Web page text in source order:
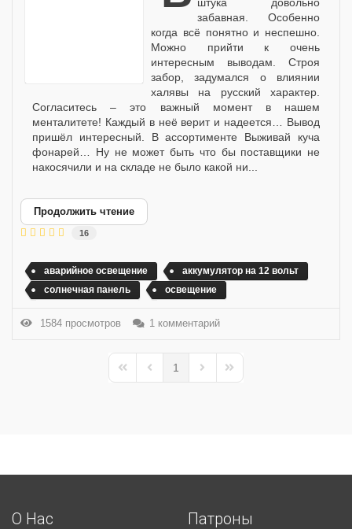
забавная. Особенно
когда всё понятно и неспешно.
Можно прийти к очень
интересным выводам. Строя
забор, задумался о влиянии
халявы на русский характер.
Согласитесь – это важный момент в нашем
менталитете! Каждый в неё верит и надеется… Вывод
пришёл интересный. В ассортименте Выживай куча
фонарей… Ну не может быть что бы поставщики не
накосячили и на складе не было какой ни...
Продолжить чтение
16
аварийное освещение
аккумулятор на 12 вольт
солнечная панель
освещение
1584 просмотров 1 комментарий
First PagePrevious Page
1
Next PageLast Page
О Нас Патроны